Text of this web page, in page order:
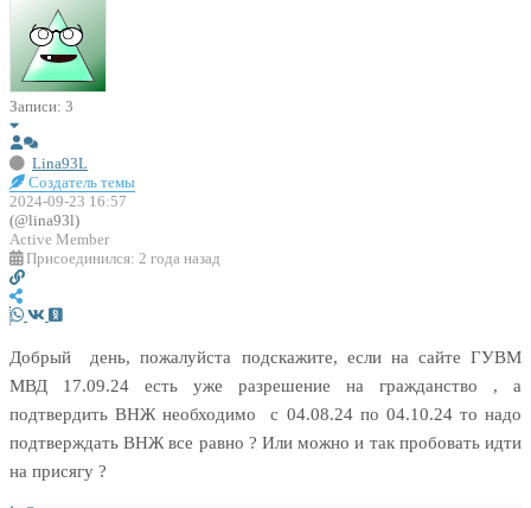
Записи: 3
Lina93L
Создатель темы
2024-09-23 16:57
(@lina93l)
Active Member
Присоединился: 2 года назад
Добрый день, пожалуйста подскажите, если на сайте ГУВМ
МВД 17.09.24 есть уже разрешение на гражданство , а
подтвердить ВНЖ необходимо с 04.08.24 по 04.10.24 то надо
подтверждать ВНЖ все равно ? Или можно и так пробовать идти
на присягу ?